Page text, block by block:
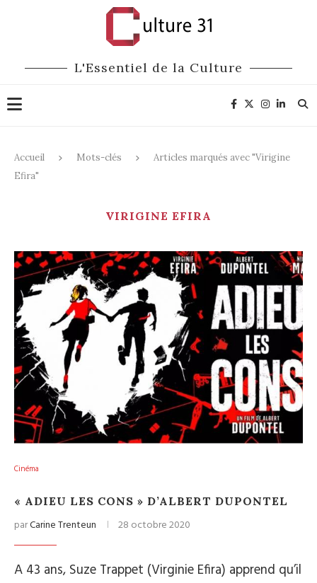
L'Essentiel de la Culture
Accueil Mots-clés
Articles marqués avec "Virigine
Efira"
VIRIGINE EFIRA
Cinéma
« ADIEU LES CONS » D’ALBERT DUPONTEL
parCarine Trenteun 28 octobre 2020
A 43 ans, Suze Trappet (Virginie Efira) apprend qu’il